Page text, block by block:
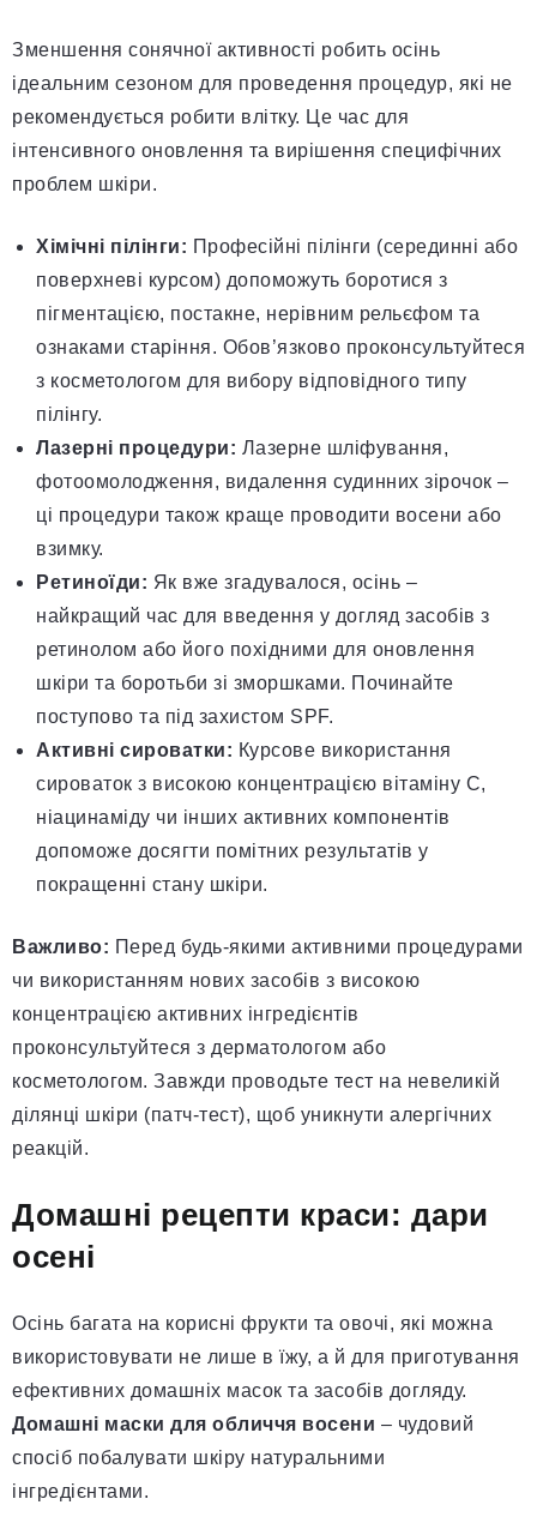
Зменшення сонячної активності робить осінь
ідеальним сезоном для проведення процедур, які не
рекомендується робити влітку. Це час для
інтенсивного оновлення та вирішення специфічних
проблем шкіри.
Хімічні пілінги: Професійні пілінги (серединні або
поверхневі курсом) допоможуть боротися з
пігментацією, постакне, нерівним рельєфом та
ознаками старіння. Обов’язково проконсультуйтеся
з косметологом для вибору відповідного типу
пілінгу.
Лазерні процедури: Лазерне шліфування,
фотоомолодження, видалення судинних зірочок –
ці процедури також краще проводити восени або
взимку.
Ретиноїди: Як вже згадувалося, осінь –
найкращий час для введення у догляд засобів з
ретинолом або його похідними для оновлення
шкіри та боротьби зі зморшками. Починайте
поступово та під захистом SPF.
Активні сироватки: Курсове використання
сироваток з високою концентрацією вітаміну С,
ніацинаміду чи інших активних компонентів
допоможе досягти помітних результатів у
покращенні стану шкіри.
Важливо: Перед будь-якими активними процедурами
чи використанням нових засобів з високою
концентрацією активних інгредієнтів
проконсультуйтеся з дерматологом або
косметологом. Завжди проводьте тест на невеликій
ділянці шкіри (патч-тест), щоб уникнути алергічних
реакцій.
Домашні рецепти краси: дари
осені
Осінь багата на корисні фрукти та овочі, які можна
використовувати не лише в їжу, а й для приготування
ефективних домашніх масок та засобів догляду.
Домашні маски для обличчя восени – чудовий
спосіб побалувати шкіру натуральними
інгредієнтами.